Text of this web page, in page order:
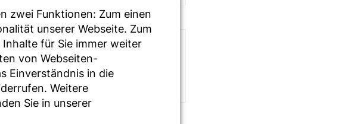
zwei Funktionen: Zum einen
unserer Webseite. Zum
für Sie immer weiter
von Webseiten-
Einverständnis in die
Weitere
Sie in unserer